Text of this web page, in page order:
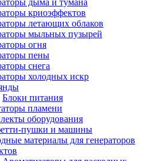
дыма и тумана
криоэффектов
летающих облаков
мыльных пузырей
огня
пены
снега
холодных искр
Блоки питания
пламени
оборудования
пушки и машины
материалы для генераторов